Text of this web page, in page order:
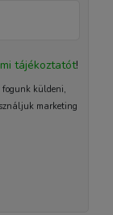
tájékoztatót!
fogunk küldeni,
marketing